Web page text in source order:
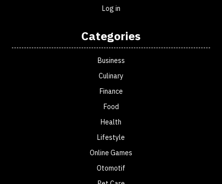
Log in
Categories
Business
Culinary
Finance
Food
Health
Lifestyle
Online Games
Otomotif